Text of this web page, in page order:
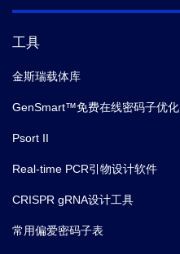
工具
金斯瑞载体库
GenSmart™免费在线密码子优化
Psort II
Real-time PCR引物设计软件
CRISPR gRNA设计工具
常用偏爱密码子表